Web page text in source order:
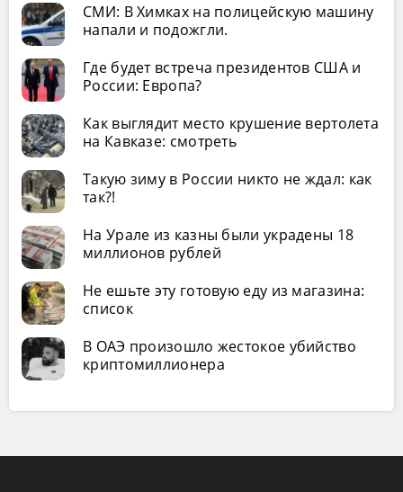
СМИ: В Химках на полицейскую машину
напали и подожгли.
Где будет встреча президентов США и
России: Европа?
Как выглядит место крушение вертолета
на Кавказе: смотреть
Такую зиму в России никто не ждал: как
так?!
На Урале из казны были украдены 18
миллионов рублей
Не ешьте эту готовую еду из магазина:
список
В ОАЭ произошло жестокое убийство
криптомиллионера